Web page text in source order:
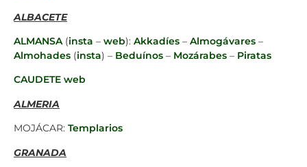
ALBACETE
ALMANSA(insta – web): Akkadíes – Almogávares –
Almohades (insta) – Beduínos – Mozárabes – Piratas
CAUDETE web
ALMERIA
MOJÁCAR: Templarios
GRANADA